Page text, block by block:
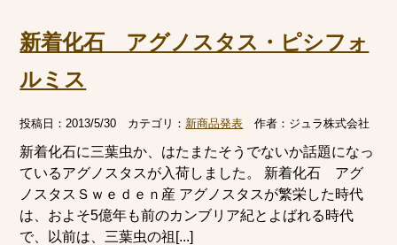
新着化石 アグノスタス・ピシフォ
ルミス
投稿日：2013/5/30 カテゴリ： 新商品発表 作者： ジュラ株式会社
新着化石に三葉虫か、はたまたそうでないか話題になっ
ているアグノスタスが入荷しました。 新着化石 アグ
ノスタスＳｗｅｄｅｎ産 アグノスタスが繁栄した時代
は、およそ5億年も前のカンブリア紀とよばれる時代
で、以前は、三葉虫の祖[...]